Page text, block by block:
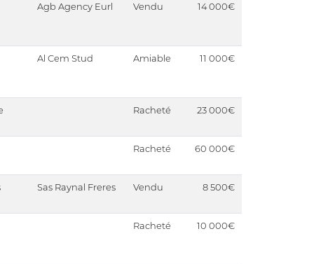
Agb Agency Eurl Vendu 14 000€
Al Cem Stud Amiable 11 000€
Racheté 23 000€
Racheté 60 000€
Sas Raynal Freres Vendu 8 500€
Racheté 10 000€